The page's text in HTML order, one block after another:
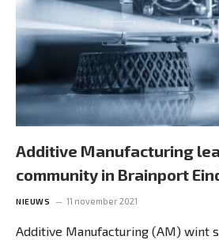
Additive Manufacturing
community in Brainport
NIEUWS 11 november 2021
Additive Manufacturing (AM) wint